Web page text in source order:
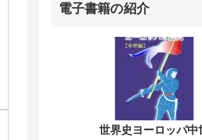
電子書籍の紹介
世界史ヨーロッパ中